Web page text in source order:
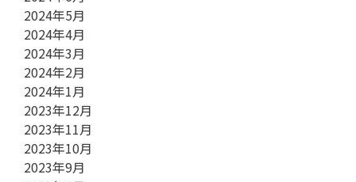
2024年5月
2024年4月
2024年3月
2024年2月
2024年1月
2023年12月
2023年11月
2023年10月
2023年9月